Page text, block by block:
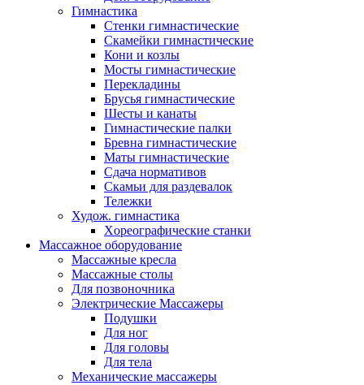
Гимнастика
Стенки гимнастические
Скамейки гимнастические
Кони и козлы
Мосты гимнастические
Перекладины
Брусья гимнастические
Шесты и канаты
Гимнастические палки
Бревна гимнастические
Маты гимнастические
Сдача нормативов
Скамьи для раздевалок
Тележки
Худож. гимнастика
Xореографические станки
Массажное оборудование
Массажные кресла
Массажные столы
Для позвоночника
Электрические Массажеры
Подушки
Для ног
Для головы
Для тела
Механические массажеры